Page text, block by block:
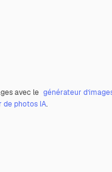
avec le générateur
de photos IA.